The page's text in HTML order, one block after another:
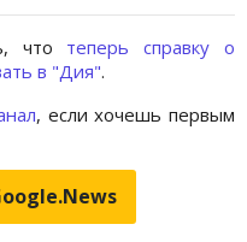
что теперь справку о
в "Дия".
, если хочешь первым